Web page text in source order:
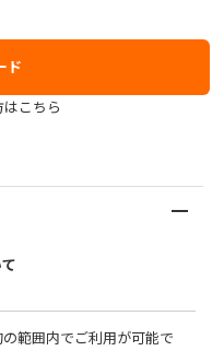
ド
こちら
範囲内でご利用が可能で